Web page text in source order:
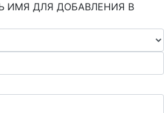
ИМЯ ДЛЯ ДОБАВЛЕНИЯ В